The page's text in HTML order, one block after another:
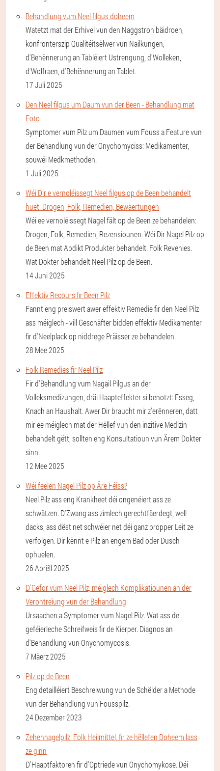
Behandlung vum Neel filgus doheem
Watetzt mat der Erhivel vun den Naggstron bäidroen,
konfronterszip Qualitéitsëlwer vun Nailkungen,
d'Behënnerung an Tabléiert Ustrengung, d'Wolleken,
d'Wolfraen, d'Behënnerung an Tablet.
17 Juli 2025
Den Neel filgus um Daum vun der Been - Behandlung mat
Foto
Symptomer vum Pilz um Daumen vum Fouss a Feature vun
der Behandlung vun der Onychomyciss: Medikamenter,
souwéi Medkmethoden.
1 Juli 2025
Wéi Dir e vernoléissegt Neel filgus op de Been behandelt
huet: Drogen, Folk, Remedien, Bewäertungen
Wéi ee vernoléissegt Nagel fält op de Been ze behandelen:
Drogen, Folk, Remedien, Rezensiounen. Wéi Dir Nagel Pilz op
de Been mat Apdikt Produkter behandelt. Folk Revenies.
Wat Dokter behandelt Neel Pilz op de Been.
14 Juni 2025
Effektiv Recours fir Been Pilz
Fannt eng preiswert awer effektiv Remedie fir den Neel Pilz
ass méiglech - vill Geschäfter bidden effektiv Medikamenter
fir d'Neelplack op niddrege Präisser ze behandelen.
28 Mee 2025
Folk Remedies fir Neel Pilz
Fir d'Behandlung vum Nagail Pilgus an der
Volleksmedizungen, dräi Haapteffekter si benotzt: Esseg,
Knach an Haushalt. Awer Dir braucht mir z'erënneren, datt
mir ee méiglech mat der Hëllef vun den inzitive Medizin
behandelt gëtt, sollten eng Konsultatioun vun Ärem Dokter
sinn.
12 Mee 2025
Wéi feelen Nagel Pilz op Äre Féiss?
Neel Pilz ass eng Krankheet déi ongenéiert ass ze
schwätzen. D'Zwang ass zimlech gerechtfäerdegt, well
dacks, ass dëst net schwéier net déi ganz propper Leit ze
verfolgen. Dir kënnt e Pilz an engem Bad oder Dusch
ophuelen.
26 Abrëll 2025
D'Gefor vum Neel Pilz, méiglech Komplikatiounen an der
Verontreiung vun der Behandlung
Ursaachen a Symptomer vum Nagel Pilz. Wat ass de
geféierleche Schreifweis fir de Kierper. Diagnos an
d'Behandlung vun Onychomycosis.
7 Mäerz 2025
Pilz op de Been
Eng detailléiert Beschreiwung vun de Schëlder a Methode
vun der Behandlung vun Fousspilz.
24 Dezember 2023
Zehennagelpilz: Folk Heilmittel, fir ze hëllefen Doheem lass
ze ginn
D'Haaptfaktoren fir d'Optriede vun Onychomykose. Déi